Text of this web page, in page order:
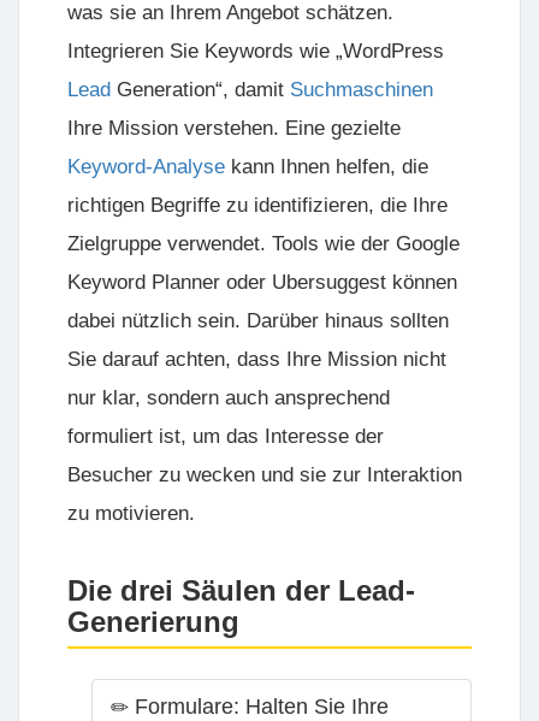
was sie an Ihrem Angebot schätzen.
Integrieren Sie Keywords wie „WordPress
Lead Generation“, damit Suchmaschinen
Ihre Mission verstehen. Eine gezielte
Keyword-Analyse kann Ihnen helfen, die
richtigen Begriffe zu identifizieren, die Ihre
Zielgruppe verwendet. Tools wie der Google
Keyword Planner oder Ubersuggest können
dabei nützlich sein. Darüber hinaus sollten
Sie darauf achten, dass Ihre Mission nicht
nur klar, sondern auch ansprechend
formuliert ist, um das Interesse der
Besucher zu wecken und sie zur Interaktion
zu motivieren.
Die drei Säulen der Lead-
Generierung
Formulare: Halten Sie Ihre